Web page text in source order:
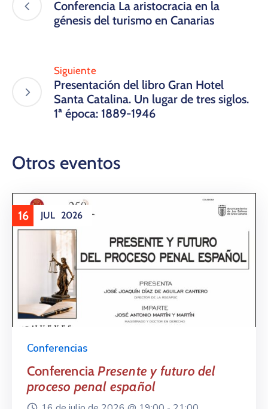
Conferencia La aristocracia en la
génesis del turismo en Canarias
Siguiente
Presentación del libro Gran Hotel
Santa Catalina. Un lugar de tres siglos.
1ª época: 1889-1946
Otros eventos
16 JUL 2026
Conferencias
ConferenciaPresente y futuro del
proceso penal español